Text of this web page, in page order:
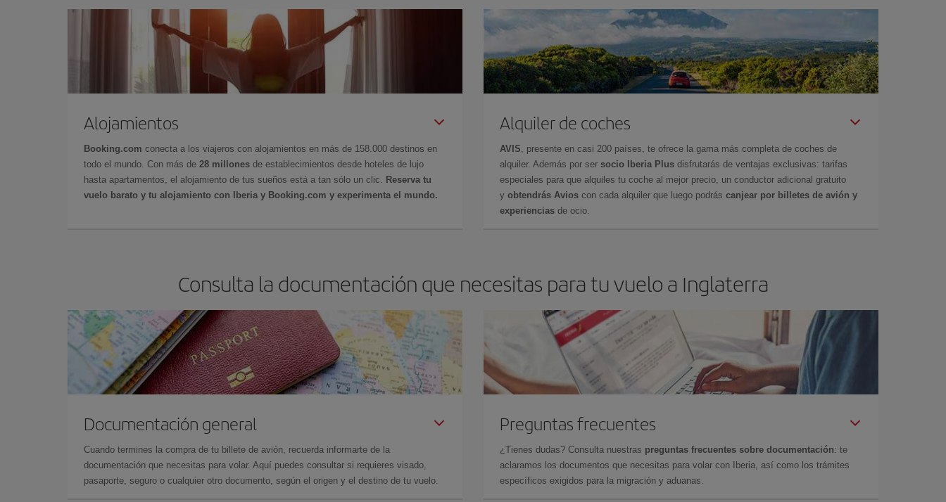
Alojamientos
Booking.com conecta a los viajeros con alojamientos en más de 158.000 destinos en
todo el mundo. Con más de 28 millones de establecimientos desde hoteles de lujo
hasta apartamentos, el alojamiento de tus sueños está a tan sólo un clic.
Reserva tu
vuelo barato y tu alojamiento con Iberia y Booking.com y experimenta el mundo.
Alquiler de coches
AVIS , presente en casi 200 países, te ofrece la gama más completa de coches de
alquiler. Además por ser socio Iberia Plus disfrutarás de ventajas exclusivas: tarifas
especiales para que alquiles tu coche al mejor precio, un conductor adicional gratuito
y obtendrás Avios con cada alquiler que luego podrás canjear por billetes de avión y
experiencias de ocio.
Consulta la documentación que necesitas para tu vuelo a Inglaterra
Documentación general
Cuando termines la compra de tu billete de avión, recuerda informarte de la
documentación que necesitas para volar. Aquí puedes consultar si requieres visado,
pasaporte, seguro o cualquier otro documento, según el origen y el destino de tu vuelo.
Preguntas frecuentes
¿Tienes dudas? Consulta nuestras preguntas frecuentes sobre documentación: te
aclaramos los documentos que necesitas para volar con Iberia, así como los trámites
específicos exigidos para la migración y aduanas.